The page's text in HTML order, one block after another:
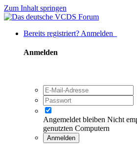
Zum Inhalt springen
Bereits registriert? Anmelden
Anmelden
Angemeldet bleiben Nicht
genutzten Computern
Anmelden